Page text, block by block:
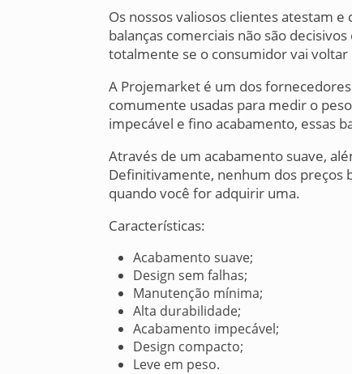
Os nossos valiosos clientes atestam
balanças comerciais não são
totalmente se o consumidor vai voltar
A Projemarket é um dos
comumente usadas para medir o
impecável e fino acabamento, essas
Através de um acabamento suave,
Definitivamente, nenhum dos preços
quando você for adquirir uma.
Características:
Acabamento suave;
Design sem falhas;
Manutenção mínima;
Alta durabilidade;
Acabamento impecável;
Design compacto;
Leve em peso.